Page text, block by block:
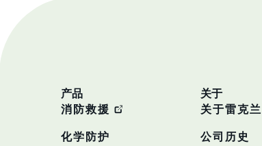
产品
消防救援
化学防护
关于
关于雷克兰
公司历史